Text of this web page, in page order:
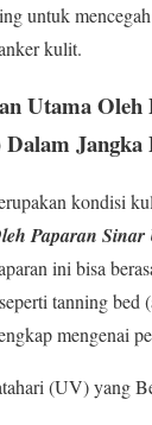
untuk
kulit.
Utama Oleh
Jangka
kondisi
Paparan
ini bisa
tanning bed
mengenai
(UV) yang